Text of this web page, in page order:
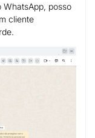
WhatsApp, posso
cliente